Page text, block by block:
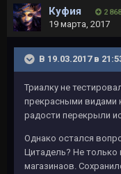
Куфия 2 868
19 марта, 2017
В 19.03.2017 в
Триалку не
прекрасными видами
радости перекрыли
Однако остался
Цитадель? Не только
магазинаов.